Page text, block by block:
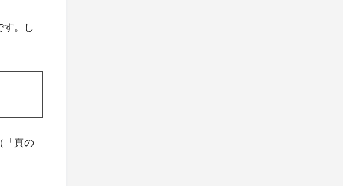
す。し
「真の